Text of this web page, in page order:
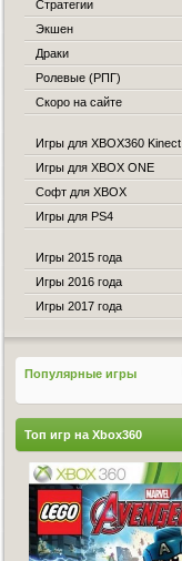
Стратегии
Экшен
Драки
Ролевые (РПГ)
Скоро на сайте
Игры для XBOX360 Kinect
Игры для XBOX ONE
Софт для XBOX
Игры для PS4
Игры 2015 года
Игры 2016 года
Игры 2017 года
Популярные игры
Топ игр на Xbox360